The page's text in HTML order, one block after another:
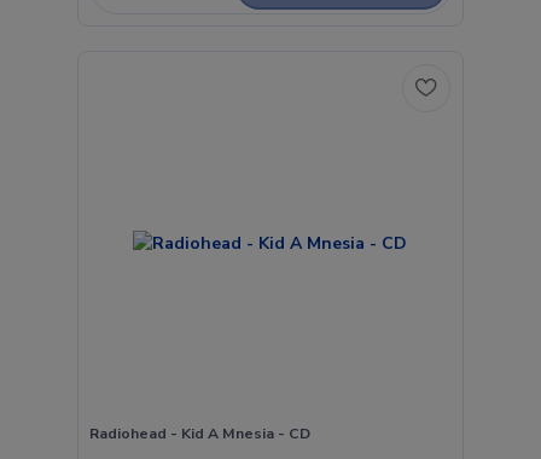
Radiohead - Kid A Mnesia - CD